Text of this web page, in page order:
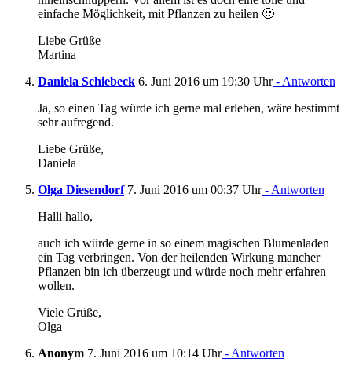
einfache Möglichkeit, mit Pflanzen zu heilen 🙂
Liebe Grüße
Martina
Daniela Schiebeck 6. Juni 2016 um 19:30 Uhr- Antworten
Ja, so einen Tag würde ich gerne mal erleben, wäre bestimmt
sehr aufregend.
Liebe Grüße,
Daniela
Olga Diesendorf7. Juni 2016 um 00:37 Uhr- Antworten
Halli hallo,
auch ich würde gerne in so einem magischen Blumenladen
ein Tag verbringen. Von der heilenden Wirkung mancher
Pflanzen bin ich überzeugt und würde noch mehr erfahren
wollen.
Viele Grüße,
Olga
Anonym 7. Juni 2016 um 10:14 Uhr- Antworten